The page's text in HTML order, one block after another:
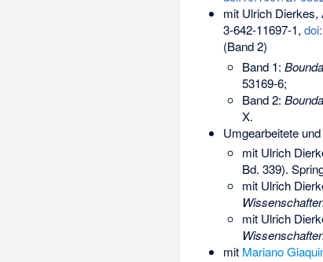
mit Ulrich Dierkes,
3-642-11697-1,
(Band 2)
Band 1:
53169-6;
Band 2:
X.
Umgearbeitete
mit Ulrich
Bd. 339).
mit Ulrich
mit Ulrich
mit Mariano